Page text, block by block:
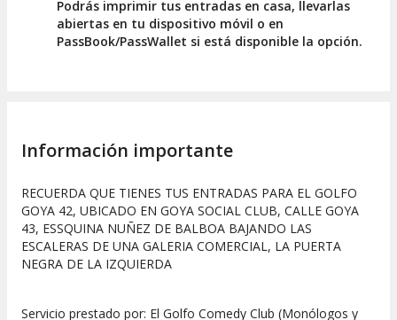
Podrás imprimir tus entradas en casa, llevarlas
abiertas en tu dispositivo móvil o en
PassBook/PassWallet si está disponible la opción.
Información importante
RECUERDA QUE TIENES TUS ENTRADAS PARA EL GOLFO
GOYA 42, UBICADO EN GOYA SOCIAL CLUB, CALLE GOYA
43, ESSQUINA NUÑEZ DE BALBOA BAJANDO LAS
ESCALERAS DE UNA GALERIA COMERCIAL, LA PUERTA
NEGRA DE LA IZQUIERDA
Servicio prestado por: El Golfo Comedy Club (Monólogos y